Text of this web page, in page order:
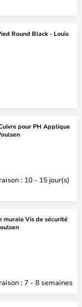
Round Black - Louis
pour PH Applique
: 10 - 15 jour(s)
murale Vis de sécurité
: 7 - 8 semaines